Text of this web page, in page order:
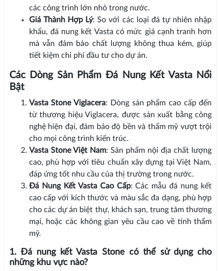
các công trình lớn nhỏ trong nước.
Giá Thành Hợp Lý: So với các loại đá tự nhiên nhập
khẩu, đá nung kết Vasta có mức giá cạnh tranh hơn
mà vẫn đảm bảo chất lượng không thua kém, giúp
tiết kiệm chi phí đầu tư cho dự án.
Các Dòng Sản Phẩm Đá Nung Kết Vasta Nổi
Bật
Vasta Stone Viglacera: Dòng sản phẩm cao cấp đến
từ thương hiệu Viglacera, được sản xuất bằng công
nghệ hiện đại, đảm bảo độ bền và thẩm mỹ vượt trội
cho mọi công trình kiến trúc.
Vasta Stone Việt Nam: Sản phẩm nội địa chất lượng
cao, phù hợp với tiêu chuẩn xây dựng tại Việt Nam,
đáp ứng tốt nhu cầu của thị trường trong nước.
Đá Nung Kết Vasta Cao Cấp: Các mẫu đá nung kết
cao cấp với kích thước và màu sắc đa dạng, phù hợp
cho các dự án biệt thự, khách sạn, trung tâm thương
mại, hoặc các không gian yêu cầu cao về tính thẩm
mỹ.
1. Đá nung kết Vasta Stone có thể sử dụng cho
những khu vực nào?